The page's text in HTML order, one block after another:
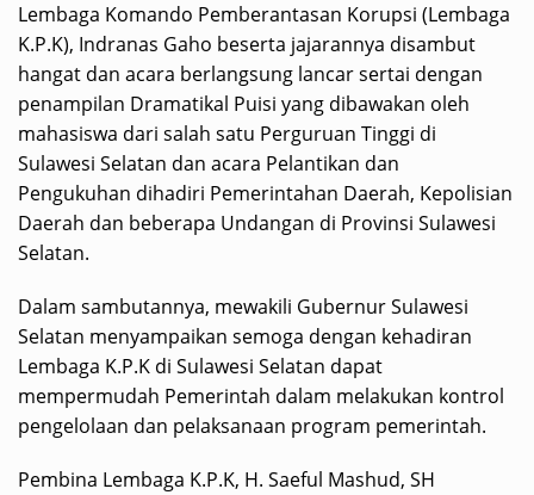
Lembaga Komando Pemberantasan Korupsi (Lembaga
K.P.K), Indranas Gaho beserta jajarannya disambut
hangat dan acara berlangsung lancar sertai dengan
penampilan Dramatikal Puisi yang dibawakan oleh
mahasiswa dari salah satu Perguruan Tinggi di
Sulawesi Selatan dan acara Pelantikan dan
Pengukuhan dihadiri Pemerintahan Daerah, Kepolisian
Daerah dan beberapa Undangan di Provinsi Sulawesi
Selatan.
Dalam sambutannya, mewakili Gubernur Sulawesi
Selatan menyampaikan semoga dengan kehadiran
Lembaga K.P.K di Sulawesi Selatan dapat
mempermudah Pemerintah dalam melakukan kontrol
pengelolaan dan pelaksanaan program pemerintah.
Pembina Lembaga K.P.K, H. Saeful Mashud, SH